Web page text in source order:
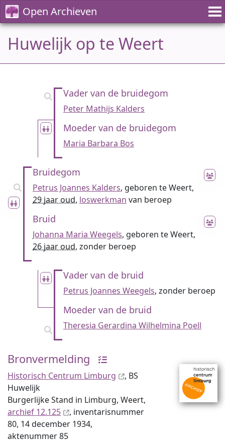
Open Archieven
Huwelijk op te Weert
Vader van de bruidegom
Peter Mathijs Kalders
Moeder van de bruidegom
Maria Barbara Bos
Bruidegom
Petrus Joannes Kalders, geboren te Weert,
29 jaar oud, loswerkman van beroep
Bruid
Johanna Maria Weegels, geboren te Weert,
26 jaar oud, zonder beroep
Vader van de bruid
Petrus Joannes Weegels, zonder beroep
Moeder van de bruid
Theresia Gerardina Wilhelmina Poell
Bronvermelding
Historisch Centrum Limburg
, BS
Huwelijk
Burgerlijke Stand in Limburg, Weert,
archief 12.125
, inventaris­num­mer
80, 14 december 1934,
aktenummer 85